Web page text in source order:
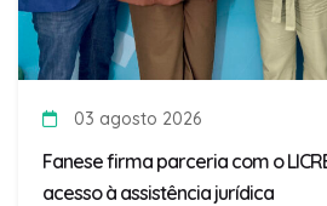
03 agosto 2026
Fanese firma parceria com o
acesso à assistência jurídica